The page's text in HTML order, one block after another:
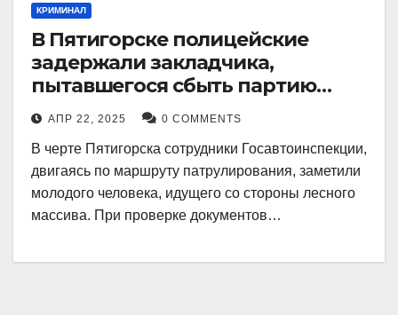
КРИМИНАЛ
В Пятигорске полицейские
задержали закладчика,
пытавшегося сбыть партию
синтетического наркотика
АПР 22, 2025 0 COMMENTS
В черте Пятигорска сотрудники Госавтоинспекции,
двигаясь по маршруту патрулирования, заметили
молодого человека, идущего со стороны лесного
массива. При проверке документов…